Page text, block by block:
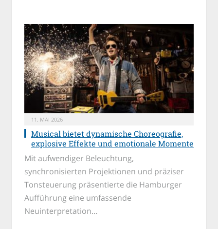
11. MAI 2026
Musical bietet dynamische Choreografie,
explosive Effekte und emotionale Momente
Mit aufwendiger Beleuchtung,
synchronisierten Projektionen und präziser
Tonsteuerung präsentierte die Hamburger
Aufführung eine umfassende
Neuinterpretation…